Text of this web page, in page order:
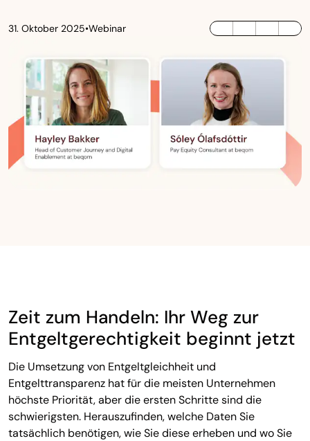
31. Oktober 2025•Webinar LinkedInTwitter / XFacebook
Zeit zum Handeln: Ihr Weg zur
Entgeltgerechtigkeit beginnt jetzt
Die Umsetzung von Entgeltgleichheit und
Entgelttransparenz hat für die meisten Unternehmen
höchste Priorität, aber die ersten Schritte sind die
schwierigsten. Herauszufinden, welche Daten Sie
tatsächlich benötigen, wie Sie diese erheben und wo Sie